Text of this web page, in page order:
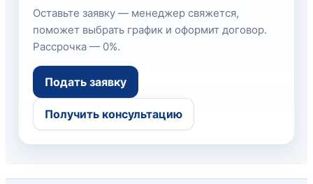
Оставьте заявку — менеджер свяжется,
поможет выбрать график и оформит договор.
Рассрочка — 0%.
Подать заявку
Получить консультацию